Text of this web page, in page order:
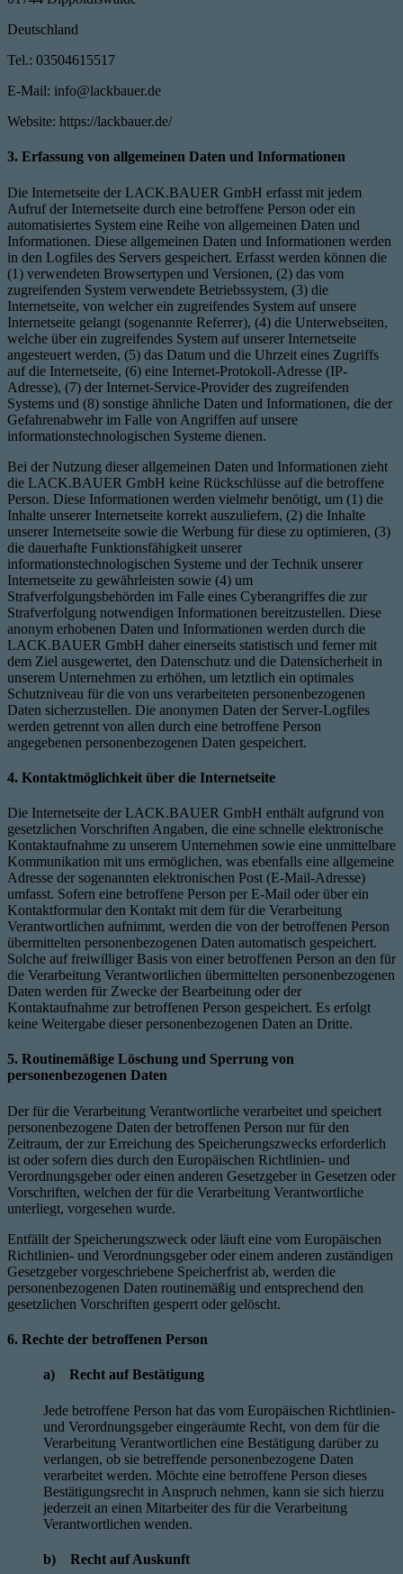
Deutschland
Tel.: 03504615517
E-Mail: info@lackbauer.de
Website: https://lackbauer.de/
3. Erfassung von allgemeinen Daten und Informationen
Die Internetseite der LACK.BAUER GmbH erfasst mit jedem
Aufruf der Internetseite durch eine betroffene Person oder ein
automatisiertes System eine Reihe von allgemeinen Daten und
Informationen. Diese allgemeinen Daten und Informationen werden
in den Logfiles des Servers gespeichert. Erfasst werden können die
(1) verwendeten Browsertypen und Versionen, (2) das vom
zugreifenden System verwendete Betriebssystem, (3) die
Internetseite, von welcher ein zugreifendes System auf unsere
Internetseite gelangt (sogenannte Referrer), (4) die Unterwebseiten,
welche über ein zugreifendes System auf unserer Internetseite
angesteuert werden, (5) das Datum und die Uhrzeit eines Zugriffs
auf die Internetseite, (6) eine Internet-Protokoll-Adresse (IP-
Adresse), (7) der Internet-Service-Provider des zugreifenden
Systems und (8) sonstige ähnliche Daten und Informationen, die der
Gefahrenabwehr im Falle von Angriffen auf unsere
informationstechnologischen Systeme dienen.
Bei der Nutzung dieser allgemeinen Daten und Informationen zieht
die LACK.BAUER GmbH keine Rückschlüsse auf die betroffene
Person. Diese Informationen werden vielmehr benötigt, um (1) die
Inhalte unserer Internetseite korrekt auszuliefern, (2) die Inhalte
unserer Internetseite sowie die Werbung für diese zu optimieren, (3)
die dauerhafte Funktionsfähigkeit unserer
informationstechnologischen Systeme und der Technik unserer
Internetseite zu gewährleisten sowie (4) um
Strafverfolgungsbehörden im Falle eines Cyberangriffes die zur
Strafverfolgung notwendigen Informationen bereitzustellen. Diese
anonym erhobenen Daten und Informationen werden durch die
LACK.BAUER GmbH daher einerseits statistisch und ferner mit
dem Ziel ausgewertet, den Datenschutz und die Datensicherheit in
unserem Unternehmen zu erhöhen, um letztlich ein optimales
Schutzniveau für die von uns verarbeiteten personenbezogenen
Daten sicherzustellen. Die anonymen Daten der Server-Logfiles
werden getrennt von allen durch eine betroffene Person
angegebenen personenbezogenen Daten gespeichert.
4. Kontaktmöglichkeit über die Internetseite
Die Internetseite der LACK.BAUER GmbH enthält aufgrund von
gesetzlichen Vorschriften Angaben, die eine schnelle elektronische
Kontaktaufnahme zu unserem Unternehmen sowie eine unmittelbare
Kommunikation mit uns ermöglichen, was ebenfalls eine allgemeine
Adresse der sogenannten elektronischen Post (E-Mail-Adresse)
umfasst. Sofern eine betroffene Person per E-Mail oder über ein
Kontaktformular den Kontakt mit dem für die Verarbeitung
Verantwortlichen aufnimmt, werden die von der betroffenen Person
übermittelten personenbezogenen Daten automatisch gespeichert.
Solche auf freiwilliger Basis von einer betroffenen Person an den für
die Verarbeitung Verantwortlichen übermittelten personenbezogenen
Daten werden für Zwecke der Bearbeitung oder der
Kontaktaufnahme zur betroffenen Person gespeichert. Es erfolgt
keine Weitergabe dieser personenbezogenen Daten an Dritte.
5. Routinemäßige Löschung und Sperrung von
personenbezogenen Daten
Der für die Verarbeitung Verantwortliche verarbeitet und speichert
personenbezogene Daten der betroffenen Person nur für den
Zeitraum, der zur Erreichung des Speicherungszwecks erforderlich
ist oder sofern dies durch den Europäischen Richtlinien- und
Verordnungsgeber oder einen anderen Gesetzgeber in Gesetzen oder
Vorschriften, welchen der für die Verarbeitung Verantwortliche
unterliegt, vorgesehen wurde.
Entfällt der Speicherungszweck oder läuft eine vom Europäischen
Richtlinien- und Verordnungsgeber oder einem anderen zuständigen
Gesetzgeber vorgeschriebene Speicherfrist ab, werden die
personenbezogenen Daten routinemäßig und entsprechend den
gesetzlichen Vorschriften gesperrt oder gelöscht.
6. Rechte der betroffenen Person
a) Recht auf Bestätigung
Jede betroffene Person hat das vom Europäischen Richtlinien-
und Verordnungsgeber eingeräumte Recht, von dem für die
Verarbeitung Verantwortlichen eine Bestätigung darüber zu
verlangen, ob sie betreffende personenbezogene Daten
verarbeitet werden. Möchte eine betroffene Person dieses
Bestätigungsrecht in Anspruch nehmen, kann sie sich hierzu
jederzeit an einen Mitarbeiter des für die Verarbeitung
Verantwortlichen wenden.
b) Recht auf Auskunft